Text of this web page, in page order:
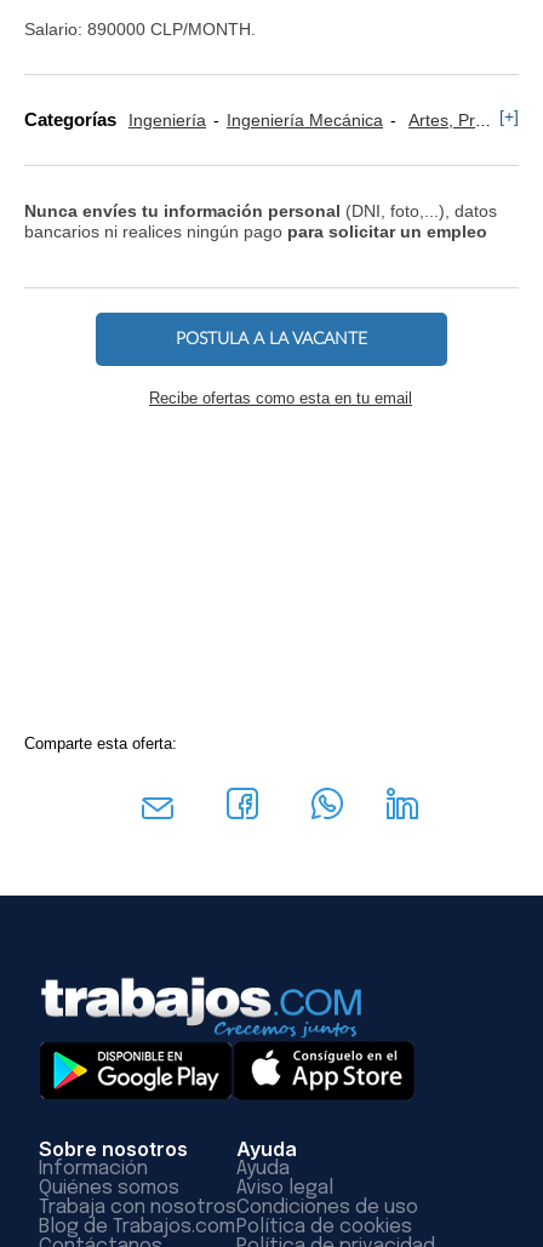
Salario: 890000 CLP/MONTH.
Categorías Ingeniería Ingeniería Mecánica Artes, Profesiones y Oficios [+]
Nunca envíes tu información personal (DNI, foto,...), datos
bancarios ni realices ningún pago para solicitar un empleo
POSTULA A LA VACANTE
Recibe ofertas como esta en tu email
Comparte esta oferta:
Sobre nosotros
Información
Quiénes somos
Trabaja con nosotros
Blog de Trabajos.com
Ayuda
Ayuda
Aviso legal
Condiciones de uso
Política de cookies